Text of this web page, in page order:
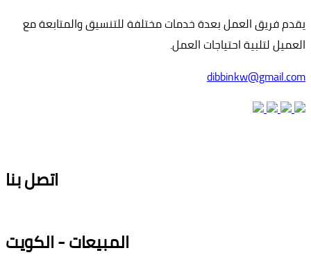
يقدم فريق العمل بعدة خدمات مختلفة للتنسيق والمتابعة مع
العميل لتلبية احتياجات العمل.
dibbinkw@gmail.com
اتصل بنا
المبيعات - الكويت